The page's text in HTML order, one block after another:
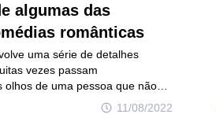
algumas das
românticas
11/08/2022
uma série de detalhes
vezes passam
olhos de uma pessoa que não
Além disso, nos bastidores
o público nem sempre fica